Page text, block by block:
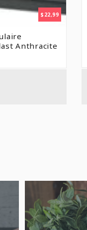
$ 22,99
Anthracite